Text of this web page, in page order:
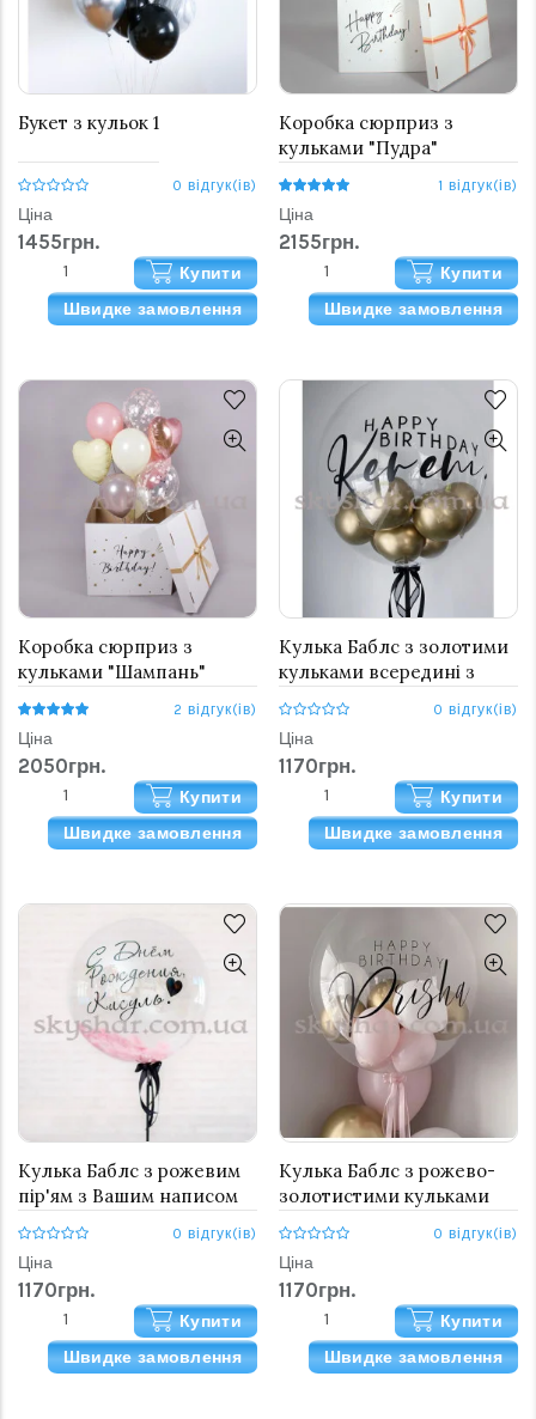
Букет з кульок 1
0 відгук(ів)
Ціна
1455грн.
Купити
Швидке замовлення
Коробка сюрприз з
кульками "Пудра"
1 відгук(ів)
Ціна
2155грн.
Купити
Швидке замовлення
Коробка сюрприз з
кульками "Шампань"
2 відгук(ів)
Ціна
2050грн.
Купити
Швидке замовлення
Кулька Баблс з золотими
кульками всередині з
Вашим написом 61 см
0 відгук(ів)
Ціна
1170грн.
Купити
Швидке замовлення
Кулька Баблс з рожевим
пір'ям з Вашим написом
61 см
0 відгук(ів)
Ціна
1170грн.
Купити
Швидке замовлення
Кулька Баблс з рожево-
золотистими кульками
всередині з Вашим
написом 61 см
0 відгук(ів)
Ціна
1170грн.
Купити
Швидке замовлення